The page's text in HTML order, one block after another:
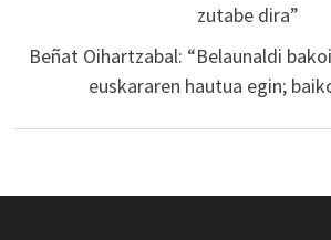
zutabe dira”
Beñat Oihartzabal: “Belaunaldi
euskararen hautua egin;